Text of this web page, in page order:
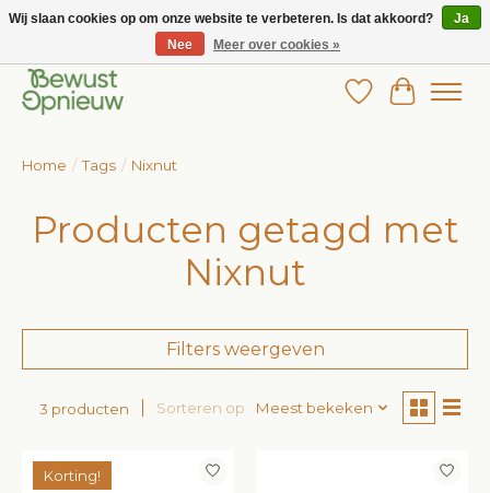
Wij bieden het grootste aanbod in betaalbare kinderkleding!
Verlanglijst
Home / Tags / Nixnut
Producten getagd met
Nixnut
Filters weergeven
3 producten Sorteren op Meest bekeken
Korting!
Wij slaan cookies op om onze website te verbeteren. Is dat akkoord?
Ja
Nee
Meer over cookies »